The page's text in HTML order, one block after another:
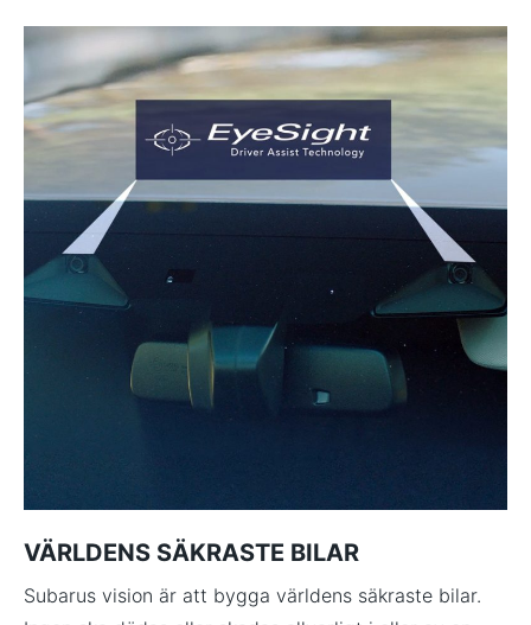
VÄRLDENS SÄKRASTE BILAR
Subarus vision är att bygga världens säkraste bilar.